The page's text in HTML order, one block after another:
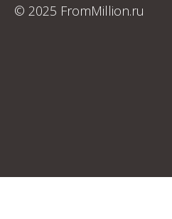
© 2025 FromMillion.ru